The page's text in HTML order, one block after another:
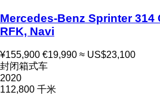
Mercedes-Benz Sprinter 314
RFK, Navi
¥155,900 €19,990 ≈ US$23,100
封闭箱式车
2020
112,800 千米